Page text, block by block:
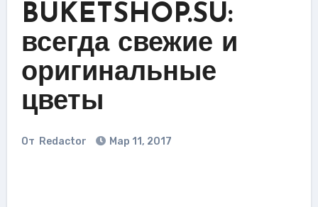
BUKETSHOP.SU:
всегда свежие и
оригинальные
цветы
От Redactor Мар 11, 2017